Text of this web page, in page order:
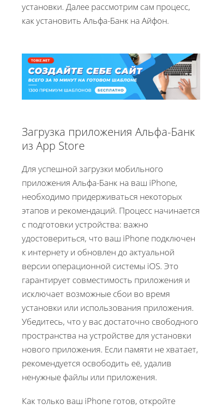
установки. Далее рассмотрим сам процесс,
как установить Альфа-Банк на Айфон.
Загрузка приложения Альфа-Банк
из App Store
Для успешной загрузки мобильного
приложения Альфа-Банк на ваш iPhone,
необходимо придерживаться некоторых
этапов и рекомендаций. Процесс начинается
с подготовки устройства: важно
удостовериться, что ваш iPhone подключен
к интернету и обновлен до актуальной
версии операционной системы iOS. Это
гарантирует совместимость приложения и
исключает возможные сбои во время
установки или использования приложения.
Убедитесь, что у вас достаточно свободного
пространства на устройстве для установки
нового приложения. Если памяти не хватает,
рекомендуется освободить её, удалив
ненужные файлы или приложения.
Как только ваш iPhone готов, откройте